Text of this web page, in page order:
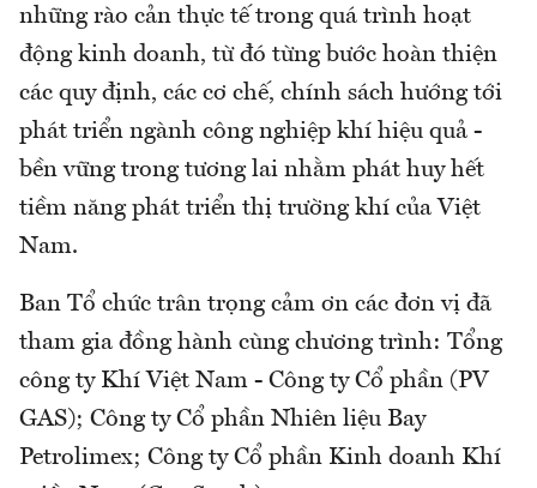
những rào cản thực tế trong quá trình hoạt
động kinh doanh, từ đó từng bước hoàn thiện
các quy định, các cơ chế, chính sách hướng tới
phát triển ngành công nghiệp khí hiệu quả -
bền vững trong tương lai nhằm phát huy hết
tiềm năng phát triển thị trường khí của Việt
Nam.
Ban Tổ chức trân trọng cảm ơn các đơn vị đã
tham gia đồng hành cùng chương trình: Tổng
công ty Khí Việt Nam - Công ty Cổ phần (PV
GAS); Công ty Cổ phần Nhiên liệu Bay
Petrolimex; Công ty Cổ phần Kinh doanh Khí